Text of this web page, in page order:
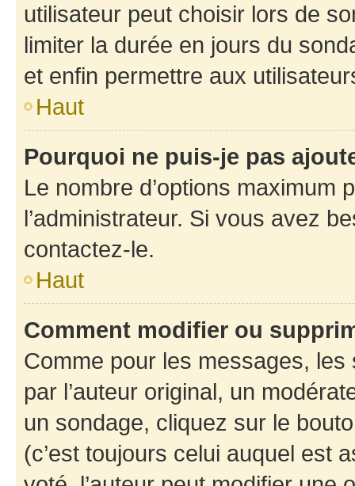
utilisateur peut choisir lors de
limiter la durée en jours du
et enfin permettre aux
Haut
Pourquoi ne puis-je pas
Le nombre d’options maximum
l’administrateur. Si vous avez
contactez-le.
Haut
Comment modifier ou
Comme pour les messages,
par l’auteur original, un
un sondage, cliquez sur le
(c’est toujours celui auquel est